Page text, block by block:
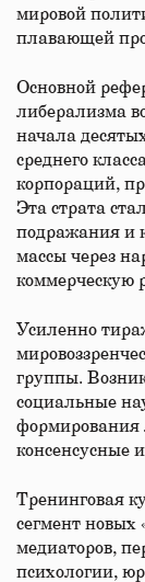
мировой
плавающей
Основной
либерализма
начала
среднего
корпораций,
Эта страта
подражания и
массы через
коммерческую
Усиленно
группы.
социальные
формирования
консенсусные
Тренинговая
сегмент новых
медиаторов,
психологии,